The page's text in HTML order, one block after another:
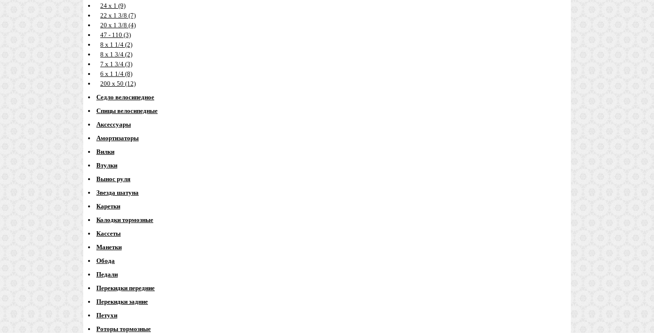
24 х 1 (9)
22 х 1 3/8 (7)
20 х 1 3/8 (4)
47 - 110 (3)
8 х 1 1/4 (2)
8 х 1 3/4 (2)
7 х 1 3/4 (3)
6 х 1 1/4 (8)
200 х 50 (12)
Седло велосипедное
Спицы велосипедные
Аксессуары
Амортизаторы
Вилки
Втулки
Вынос руля
Звезда шатуна
Каретки
Колодки тормозные
Кассеты
Манетки
Обода
Педали
Перекидки передние
Перекидки задние
Петухи
Роторы тормозные